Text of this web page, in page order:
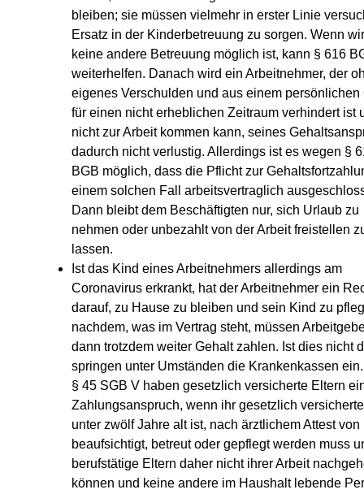
bleiben; sie müssen vielmehr in erster Linie
Ersatz in der Kinderbetreuung zu sorgen. Wenn
keine andere Betreuung möglich ist, kann § 616
weiterhelfen. Danach wird ein Arbeitnehmer, der
eigenes Verschulden und aus einem persönlichen
für einen nicht erheblichen Zeitraum verhindert ist
nicht zur Arbeit kommen kann, seines
dadurch nicht verlustig. Allerdings ist es wegen §
BGB möglich, dass die Pflicht zur
einem solchen Fall arbeitsvertraglich
Dann bleibt dem Beschäftigten nur, sich Urlaub zu
nehmen oder unbezahlt von der Arbeit freistellen
lassen.
Ist das Kind eines Arbeitnehmers allerdings am
Coronavirus erkrankt, hat der Arbeitnehmer ein
darauf, zu Hause zu bleiben und sein Kind zu
nachdem, was im Vertrag steht, müssen
dann trotzdem weiter Gehalt zahlen. Ist dies nicht
springen unter Umständen die Krankenkassen
§ 45 SGB V haben gesetzlich versicherte Eltern
Zahlungsanspruch, wenn ihr gesetzlich
unter zwölf Jahre alt ist, nach ärztlichem Attest von
beaufsichtigt, betreut oder gepflegt werden muss
berufstätige Eltern daher nicht ihrer Arbeit
können und keine andere im Haushalt lebende